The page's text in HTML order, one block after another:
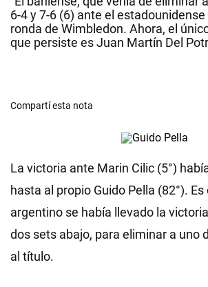
6-4 y 7-6 (6) ante el
ronda de Wimbledon. Ahora, el
que persiste es Juan Martín Del
Compartí esta nota
La victoria ante Marin Cilic (5°)
hasta al propio Guido Pella (82°).
argentino se había llevado la
dos sets abajo, para eliminar a uno
al título.